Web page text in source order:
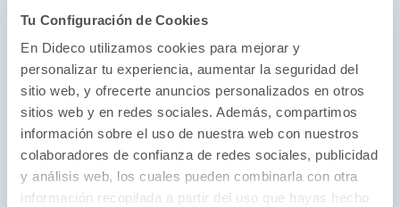
Tu Configuración de Cookies
En Dideco utilizamos cookies para mejorar y
personalizar tu experiencia, aumentar la seguridad del
sitio web, y ofrecerte anuncios personalizados en otros
sitios web y en redes sociales. Además, compartimos
información sobre el uso de nuestra web con nuestros
colaboradores de confianza de redes sociales, publicidad
y análisis web, los cuales pueden combinarla con otra
información recopilada a partir del uso que hayas hecho
papá un vampiro y ella tiene un poco de los dos.
Disfrutaréis con sus historias más divertidas y os
enseñará su mundo lleno de aventuras, fantasía y
color.
Lectura fácil para los más jóvenes de la casa, dónde
podrán descubrir el mundo de las hadas y los
vampiros.